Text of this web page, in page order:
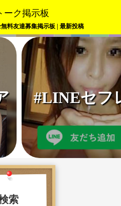
ーク掲示板
料友達募集掲示板 | 最新投稿
#LINEセフ
索